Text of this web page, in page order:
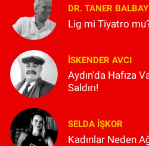
DR. TANER BALBAY
Lig mi Tiyatro
İSKENDER AVCI
Aydın'da Hafıza
Saldırı!
SELDA İŞKOR
Kadınlar Neden